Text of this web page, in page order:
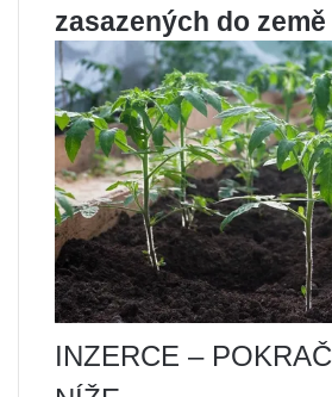
zasazených do země
INZERCE –